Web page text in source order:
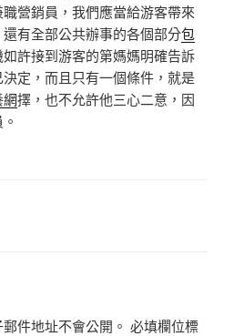
營銷員，我們應當給游客帶來
有全部公共辦事的各個部分包
如許接到游客的第媽媽明確告訴
定，而且只有一個條件，就是
擇，也不允許他三心二意，因
件地址不會公開。 必填欄位標